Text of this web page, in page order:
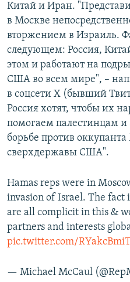
Китай и Иран.
в Москве
вторжением в Израиль.
следующем: Россия,
этом и работают на
США во всем мире", –
в соцсети Х (бывший
Россия хотят, чтобы их
помогаем палестинцам и
борьбе против
сверхдержавы США".
Hamas reps were in
invasion of Israel. The fact
are all complicit in this &
partners and interests
pic.twitter.com/
— Michael McCaul